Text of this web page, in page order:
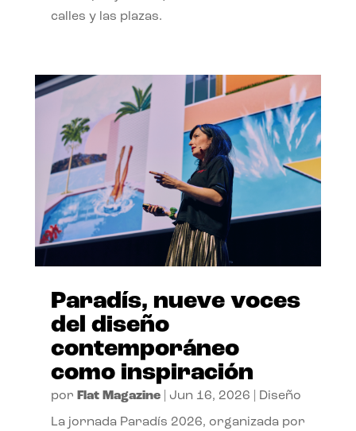
calles y las plazas.
Paradís, nueve voces
del diseño
contemporáneo
como inspiración
por Flat Magazine| Jun 16, 2026 Diseño
La jornada Paradís 2026, organizada por